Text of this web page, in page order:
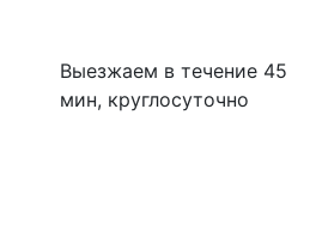
Выезжаем в течение 45
мин, круглосуточно